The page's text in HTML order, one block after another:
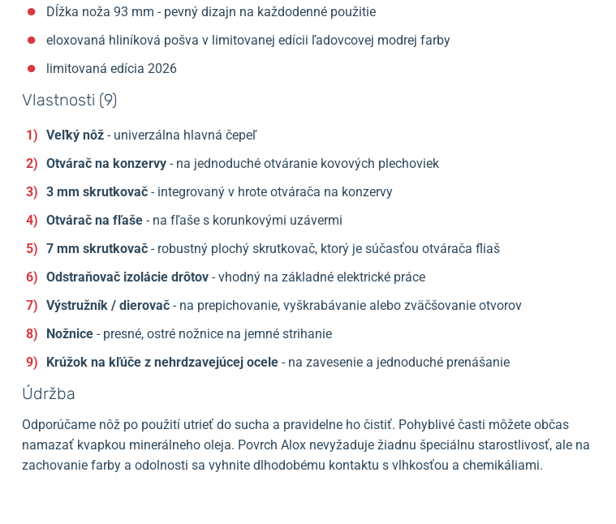
Dĺžka noža 93 mm - pevný dizajn na každodenné použitie
eloxovaná hliníková pošva v limitovanej edícii ľadovcovej modrej farby
limitovaná edícia 2026
Vlastnosti (9)
Veľký nôž - univerzálna hlavná čepeľ
Otvárač na konzervy - na jednoduché otváranie kovových plechoviek
3 mm skrutkovač - integrovaný v hrote otvárača na konzervy
Otvárač na fľaše - na fľaše s korunkovými uzávermi
7 mm skrutkovač - robustný plochý skrutkovač, ktorý je súčasťou otvárača fliaš
Odstraňovač izolácie drôtov - vhodný na základné elektrické práce
Výstružník / dierovač - na prepichovanie, vyškrabávanie alebo zväčšovanie otvorov
Nožnice - presné, ostré nožnice na jemné strihanie
Krúžok na kľúče z nehrdzavejúcej ocele - na zavesenie a jednoduché prenášanie
Údržba
Odporúčame nôž po použití utrieť do sucha a pravidelne ho čistiť. Pohyblivé časti môžete občas
namazať kvapkou minerálneho oleja. Povrch Alox nevyžaduje žiadnu špeciálnu starostlivosť, ale na
zachovanie farby a odolnosti sa vyhnite dlhodobému kontaktu s vlhkosťou a chemikáliami.